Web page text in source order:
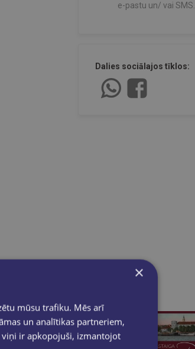
e-pastu un/ vai SMS.
Dalies sociālajos tīklos:
×
mūsu trafiku. Mēs arī
un analītikas partneriem,
ir apkopojuši, izmantojot